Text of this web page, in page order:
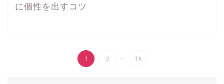
に個性を出すコツ
1 2 ... 13